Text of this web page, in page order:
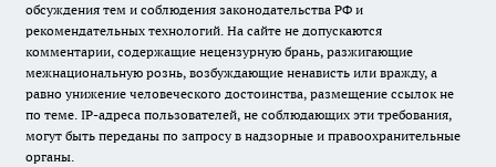
обсуждения тем и соблюдения законодательства РФ и
рекомендательных технологий. На сайте не допускаются
комментарии, содержащие нецензурную брань, разжигающие
межнациональную рознь, возбуждающие ненависть или вражду, а
равно унижение человеческого достоинства, размещение ссылок не
по теме. IP-адреса пользователей, не соблюдающих эти требования,
могут быть переданы по запросу в надзорные и правоохранительные
органы.